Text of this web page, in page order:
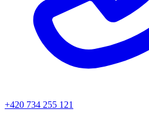
+420 734 255 121